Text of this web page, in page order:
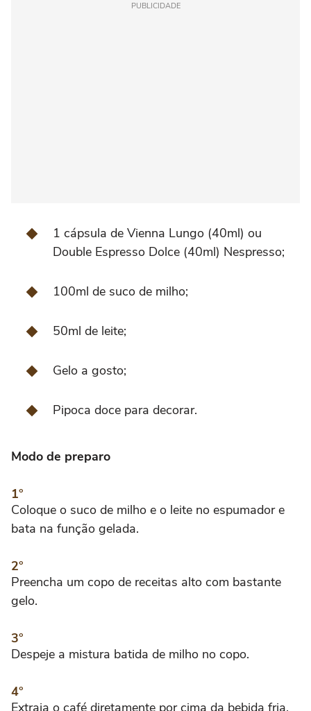
PUBLICIDADE
1 cápsula de Vienna Lungo (40ml) ou
Double Espresso Dolce (40ml) Nespresso;
100ml de suco de milho;
50ml de leite;
Gelo a gosto;
Pipoca doce para decorar.
Modo de preparo
Coloque o suco de milho e o leite no espumador e
bata na função gelada.
Preencha um copo de receitas alto com bastante
gelo.
Despeje a mistura batida de milho no copo.
Extraia o café diretamente por cima da bebida fria.